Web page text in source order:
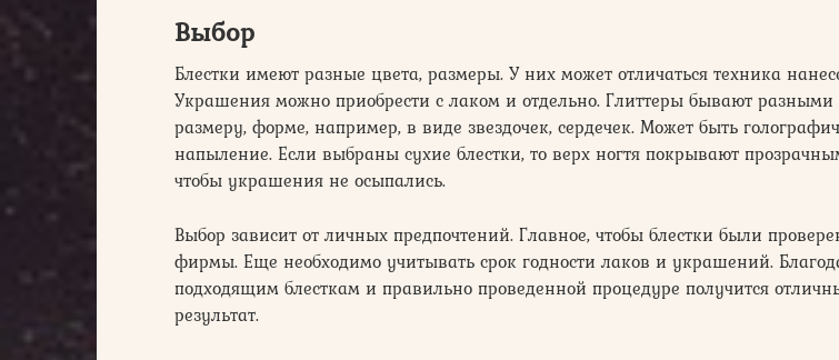
Выбор
Блестки имеют разные цвета, размеры. У них может отличаться техника
Украшения можно приобрести с лаком и отдельно. Глиттеры бывают разными
размеру, форме, например, в виде звездочек, сердечек. Может быть
напыление. Если выбраны сухие блестки, то верх ногтя покрывают
чтобы украшения не осыпались.
Выбор зависит от личных предпочтений. Главное, чтобы блестки были
фирмы. Еще необходимо учитывать срок годности лаков и украшений.
подходящим блесткам и правильно проведенной процедуре получится
результат.